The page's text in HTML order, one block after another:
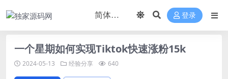
登录
一个星期如何实现Tiktok快速涨粉15k
2024-05-13 经验分享 640